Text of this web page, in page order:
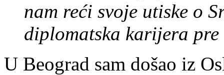
nam reći svoje utiske o
diplomatska karijera
U Beograd sam došao iz